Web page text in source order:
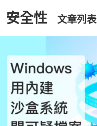
安全性 文章列表